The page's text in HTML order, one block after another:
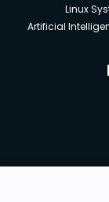
Linux
Artificial